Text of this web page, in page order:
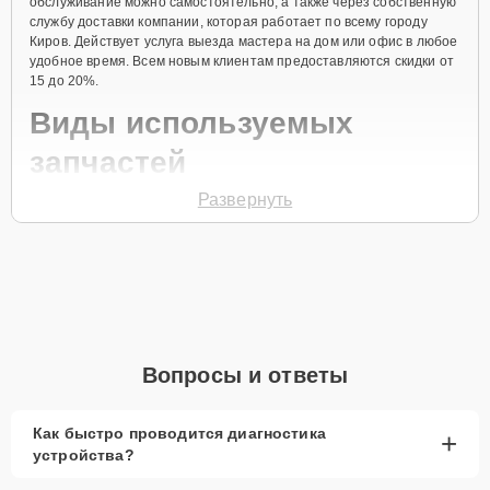
службу доставки компании, которая работает по всему городу
Киров. Действует услуга выезда мастера на дом или офис в любое
удобное время. Всем новым клиентам предоставляются скидки от
15 до 20%.
Виды используемых
запчастей
Для ремонта экшн-камеры модели KeyMission 170 предлагаются
активное использование устройства дольше
запчастей.
При наличии планов в скором времени заменить
Развернуть
Вопросы и ответы
Как быстро проводится диагностика
устройства?
+